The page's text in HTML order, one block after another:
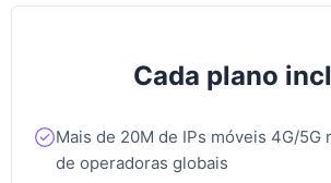
Canadá
刚果民主共和国
Congo
Cada plano
Mais de 20M de IPs móveis 4G/5G
de operadoras globais